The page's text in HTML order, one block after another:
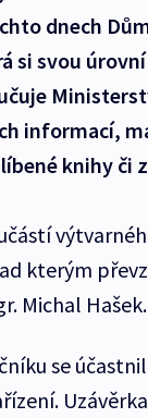
dnech
si svou
informací,
knihy či
kterým
Michal Hašek.
se